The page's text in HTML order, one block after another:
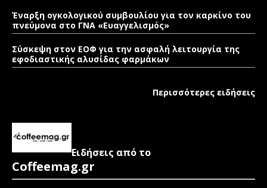
Έναρξη ογκολογικού συμβουλίου για τον καρκίνο του
πνεύμονα στο ΓΝΑ «Ευαγγελισμός»
Σύσκεψη στον ΕΟΦ για την ασφαλή λειτουργία της
εφοδιαστικής αλυσίδας φαρμάκων
Περισσότερες ειδήσεις
Ειδήσεις από το
Coffeemag.gr